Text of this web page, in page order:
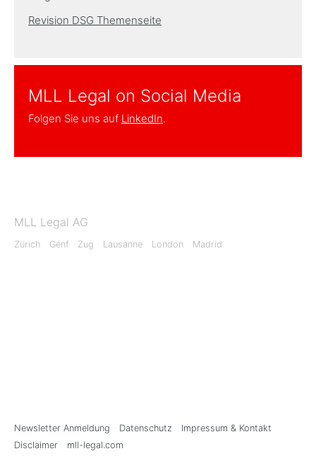
Revision DSG Themenseite
MLL Legal on Social Media
Folgen Sie uns auf LinkedIn.
MLL Legal AG
Zürich Genf Zug Lausanne London Madrid
Newsletter Anmeldung Datenschutz
Impressum & Kontakt
Disclaimer
mll-legal.com